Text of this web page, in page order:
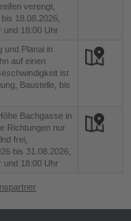
verengt,
18.08.2026,
und 18:00 Uhr
und Planai in
auf einen
ist
Baustelle, bis
Bachgasse in
Richtungen nur
frei,
bis 31.08.2026,
und 18:00 Uhr